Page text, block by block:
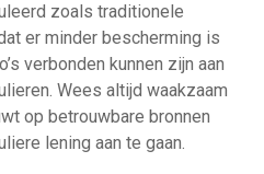
zoals traditionele
er minder bescherming is
verbonden kunnen zijn aan
Wees altijd waakzaam
op betrouwbare bronnen
lening aan te gaan.